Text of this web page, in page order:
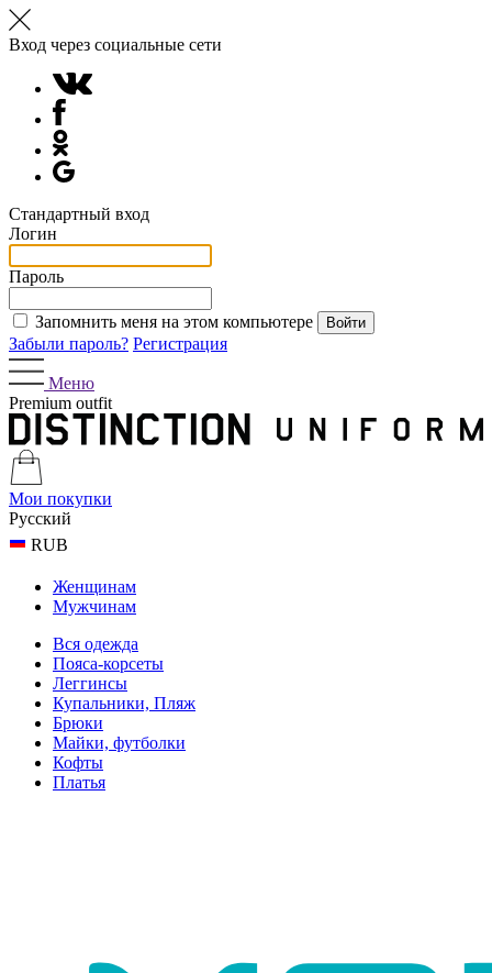
Вход через социальные сети
Стандартный вход
Логин
Пароль
Запомнить меня на этом компьютере
Забыли пароль? Регистрация
Меню
Premium outfit
Мои покупки
Русский
RUB
Женщинам
Мужчинам
Вся одежда
Пояса-корсеты
Леггинсы
Купальники, Пляж
Брюки
Майки, футболки
Кофты
Платья